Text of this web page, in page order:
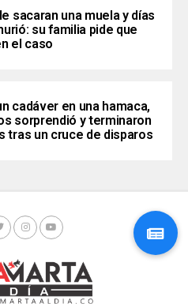
sacaran una muela y días
su familia pide que
el caso
cadáver en una hamaca,
sorprendió y terminaron
tras un cruce de disparos